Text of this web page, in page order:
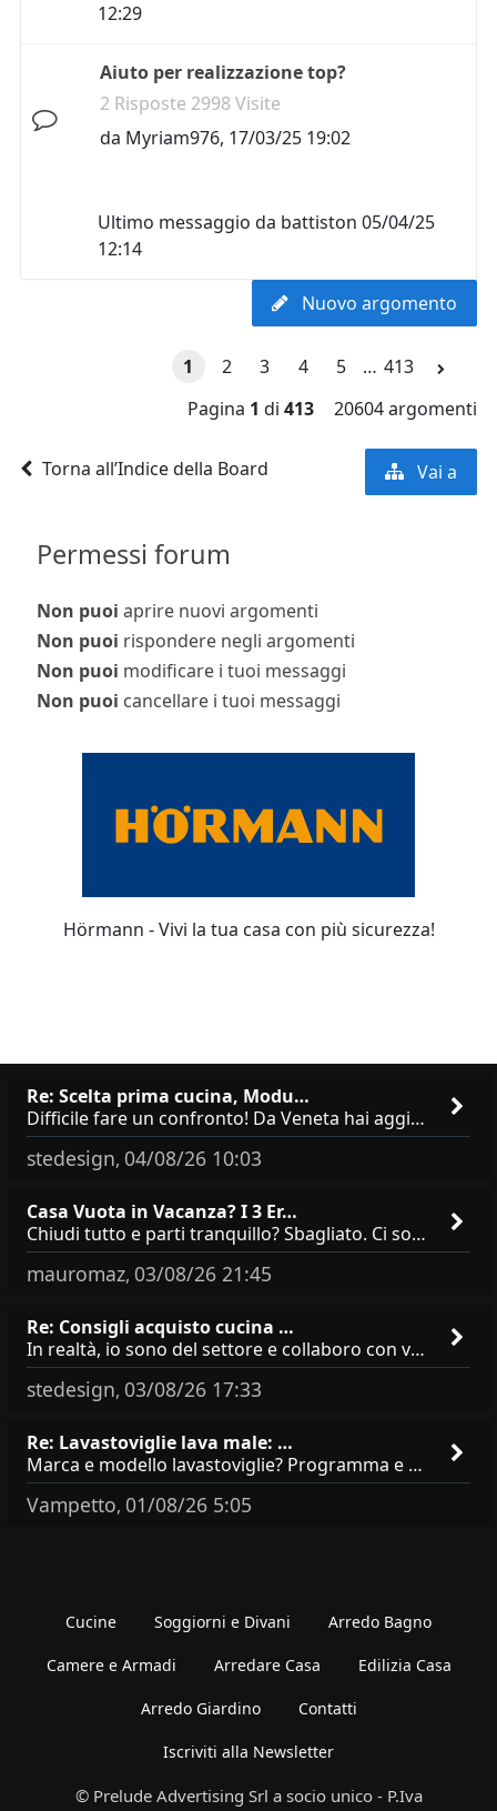
12:29
Aiuto per realizzazione top?
2 Risposte 2998 Visite
da Myriam976, 17/03/25 19:02
Ultimo messaggio da battiston 05/04/25
12:14
Nuovo argomento
1 2 3 4 5 … 413
Pagina 1 di 413 20604 argomenti
Torna all’Indice della Board Vai a
Permessi forum
Non puoi aprire nuovi argomenti
Non puoi rispondere negli argomenti
Non puoi modificare i tuoi messaggi
Non puoi cancellare i tuoi messaggi
Hörmann - Vivi la tua casa con più sicurezza!
Re: Scelta prima cucina, Modu…
Difficile fare un confronto! Da Veneta hai aggiunto i pensili a tutta altezza e una colonna dispensa da 30, che da soli
stedesign, 04/08/26 10:03
Casa Vuota in Vacanza? I 3 Er…
Chiudi tutto e parti tranquillo? Sbagliato. Ci sono 3 comportamenti che dicono ai ladri &quot;sono via per due settimane
mauromaz, 03/08/26 21:45
Re: Consigli acquisto cucina …
In realtà, io sono del settore e collaboro con vari negozi, ti possono dire che sono tutti brand abbastanza simili come
stedesign, 03/08/26 17:33
Re: Lavastoviglie lava male: …
Marca e modello lavastoviglie? Programma e Deterisvo utilizzato ? Decalcificatore è regolato in in base alla durezza
Vampetto, 01/08/26 5:05
Cucine Soggiorni e Divani Arredo Bagno
Camere e Armadi Arredare Casa Edilizia Casa
Arredo Giardino Contatti
Iscriviti alla Newsletter
© Prelude Advertising Srl a socio unico - P.Iva